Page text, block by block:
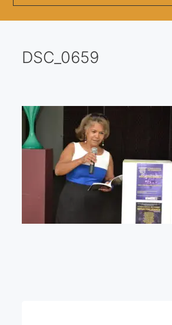
Artistas
Visitas a los ateliers o talleres de
Presse
Qué dicen de nosotros?
Aviso legal
DSC_0659